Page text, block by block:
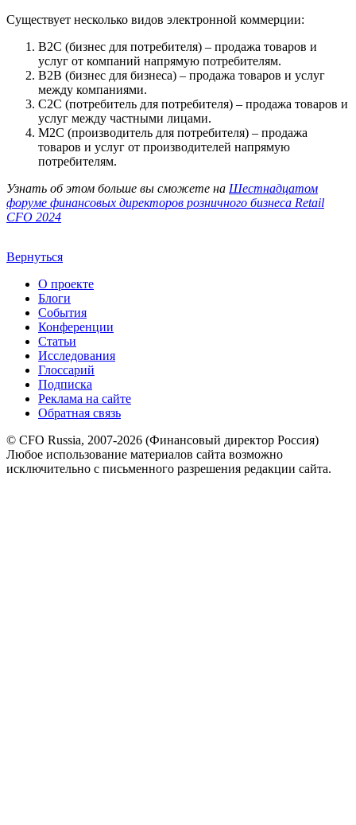
Существует несколько видов электронной коммерции:
B2C (бизнес для потребителя) – продажа товаров и
услуг от компаний напрямую потребителям.
B2B (бизнес для бизнеса) – продажа товаров и услуг
между компаниями.
C2C (потребитель для потребителя) – продажа товаров и
услуг между частными лицами.
M2C (производитель для потребителя) – продажа
товаров и услуг от производителей напрямую
потребителям.
Узнать об этом больше вы сможете на Шестнадцатом
форуме финансовых директоров розничного бизнеса Retail
CFO 2024
Вернуться
О проекте
Блоги
События
Конференции
Статьи
Исследования
Глоссарий
Подписка
Реклама на сайте
Обратная связь
© CFO Russia, 2007-2026 (Финансовый директор Россия)
Любое использование материалов сайта возможно
исключительно с письменного разрешения редакции сайта.